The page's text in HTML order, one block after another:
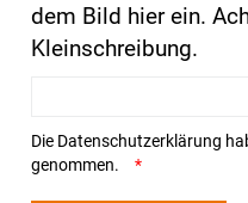
dem Bild hier ein.
Kleinschreibung.
Die Datenschutzerklärung
genommen.